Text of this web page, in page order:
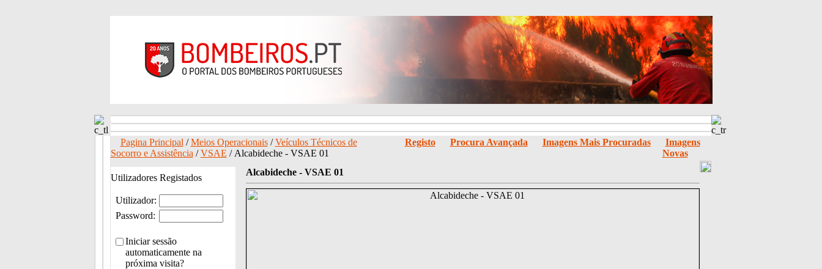
Pagina Principal /Meios Operacionais/Veículos Técnicos de
Socorro e Assistência /VSAE / Alcabideche - VSAE 01
Registo Procura Avançada Imagens Mais Procuradas
Imagens
Novas
Utilizadores Registados
Utilizador:
Password:
Iniciar sessão
automaticamente na
próxima visita?
Alcabideche - VSAE 01